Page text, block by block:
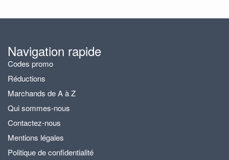
Navigation rapide
Codes promo
Réductions
Marchands de A à Z
Qui sommes-nous
Contactez-nous
Mentions légales
Politique de confidentialité